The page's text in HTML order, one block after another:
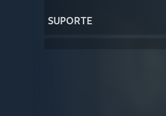
SUPORTE